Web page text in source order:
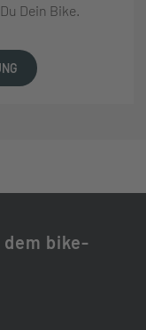
Dein Bike.
bike-